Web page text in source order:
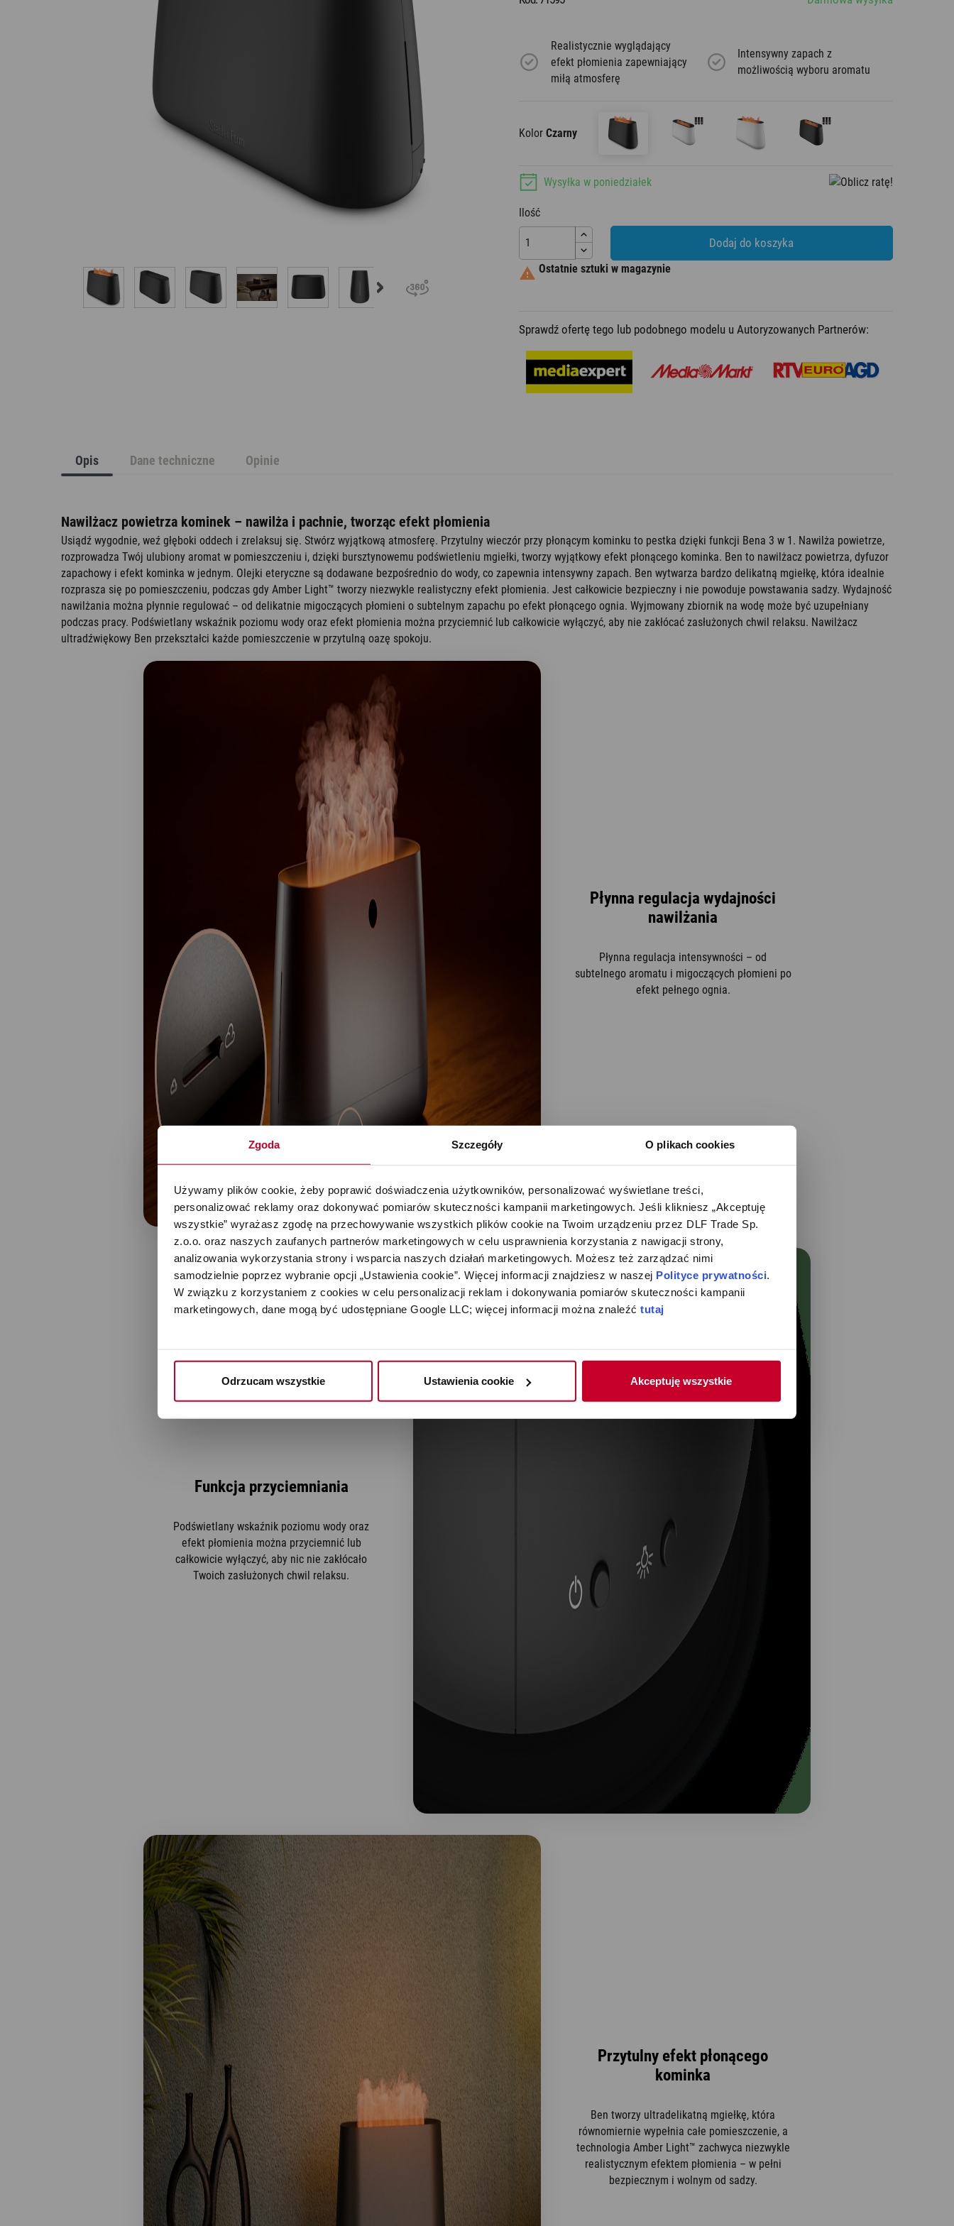
Zgoda Szczegóły O plikach cookies
Używamy plików cookie, żeby poprawić doświadczenia użytkowników, personalizować wyświetlane treści,
personalizować reklamy oraz dokonywać pomiarów skuteczności kampanii marketingowych. Jeśli klikniesz „Akceptuję
wszystkie” wyrażasz zgodę na przechowywanie wszystkich plików cookie na Twoim urządzeniu przez DLF Trade Sp.
z.o.o. oraz naszych zaufanych partnerów marketingowych w celu usprawnienia korzystania z nawigacji strony,
analizowania wykorzystania strony i wsparcia naszych działań marketingowych. Możesz też zarządzać nimi
samodzielnie poprzez wybranie opcji „Ustawienia cookie”. Więcej informacji znajdziesz w naszej Polityce prywatności
W związku z korzystaniem z cookies w celu personalizacji reklam i dokonywania pomiarów skuteczności kampanii
marketingowych, dane mogą być udostępniane Google LLC; więcej informacji można znaleźć tutaj
Odrzucam wszystkie Ustawienia cookie Akceptuję wszystkie
Nawilżacze z funkcją
Aromatyzery
Realistycznie wyglądający
efekt płomienia zapewniający
miłą atmosferę
Intensywny zapach z
możliwością wyboru aromatu
Kolor Czarny
Wysyłka w poniedziałek
Ilość
Dodaj do koszyka
 Ostatnie sztuki w magazynie
Sprawdź ofertę tego lub podobnego modelu u Autoryzowanych Partnerów:
Opis Dane techniczne Opinie
Nawilżacz powietrza kominek – nawilża i pachnie, tworząc efekt płomienia
Usiądź wygodnie, weź głęboki oddech i zrelaksuj się. Stwórz wyjątkową atmosferę. Przytulny wieczór przy płonącym kominku to pestka dzięki funkcji Bena 3 w 1. Nawilża powietrze,
rozprowadza Twój ulubiony aromat w pomieszczeniu i, dzięki bursztynowemu podświetleniu mgiełki, tworzy wyjątkowy efekt płonącego kominka. Ben to nawilżacz powietrza, dyfuzor
zapachowy i efekt kominka w jednym. Olejki eteryczne są dodawane bezpośrednio do wody, co zapewnia intensywny zapach. Ben wytwarza bardzo delikatną mgiełkę, która idealnie
rozprasza się po pomieszczeniu, podczas gdy Amber Light™ tworzy niezwykle realistyczny efekt płomienia. Jest całkowicie bezpieczny i nie powoduje powstawania sadzy. Wydajność
nawilżania można płynnie regulować – od delikatnie migoczących płomieni o subtelnym zapachu po efekt płonącego ognia. Wyjmowany zbiornik na wodę może być uzupełniany
podczas pracy. Podświetlany wskaźnik poziomu wody oraz efekt płomienia można przyciemnić lub całkowicie wyłączyć, aby nie zakłócać zasłużonych chwil relaksu. Nawilżacz
ultradźwiękowy Ben przekształci każde pomieszczenie w przytulną oazę spokoju.
Płynna regulacja wydajności
nawilżania
Płynna regulacja intensywności – od
subtelnego aromatu i migoczących płomieni po
efekt pełnego ognia.
Funkcja przyciemniania
Podświetlany wskaźnik poziomu wody oraz
efekt płomienia można przyciemnić lub
całkowicie wyłączyć, aby nic nie zakłócało
Twoich zasłużonych chwil relaksu.
Przytulny efekt płonącego
kominka
Ben tworzy ultradelikatną mgiełkę, która
równomiernie wypełnia całe pomieszczenie, a
technologia Amber Light™ zachwyca niezwykle
realistycznym efektem płomienia – w pełni
bezpiecznym i wolnym od sadzy.